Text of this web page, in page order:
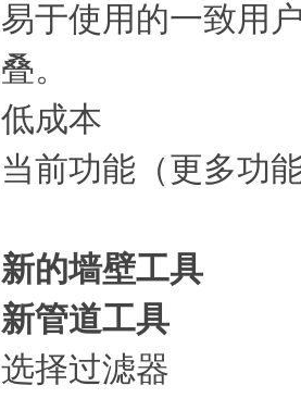
易于使用的一致用
叠。
低成本
当前功能（更多功
新的墙壁工具
新管道工具
选择过滤器